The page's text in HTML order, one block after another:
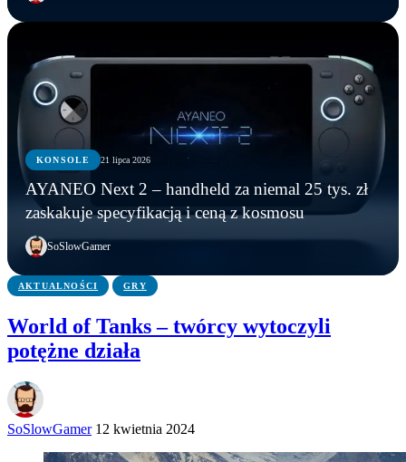
KONSOLE 21 lipca 2026
AYANEO Next 2 – handheld za niemal 25 tys. zł
zaskakuje specyfikacją i ceną z kosmosu
SoSlowGamer
KONSOLE
Marvel’s Wolverine z mikrotransakcjami? Tak
wynika z oceny ESRB
KONSOLE
PS6: nowe funkcje, zmiany w kontrolerze i
możliwa data premiery
KONSOLE
AYANEO Next 2 – handheld za niemal 25 tys. zł
zaskakuje specyfikacją i ceną z kosmosu
AKTUALNOŚCI GRY
World of Tanks – twórcy wytoczyli
potężne działa
SoSlowGamer 12 kwietnia 2024